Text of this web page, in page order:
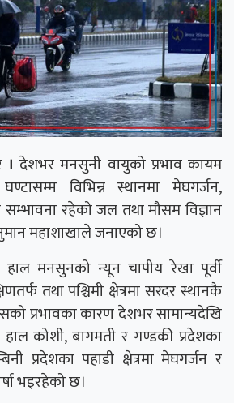
देशभर मनसुनी वायुको प्रभाव कायम
विभिन्न स्थानमा मेघगर्जन,
सम्भावना रहेको जल तथा मौसम विज्ञान
महाशाखाले जनाएको छ।
मनसुनको न्यून चापीय रेखा पूर्वी
तथा पश्चिमी क्षेत्रमा सरदर स्थानकै
प्रभावका कारण देशभर सामान्यदेखि
कोशी, बागमती र गण्डकी प्रदेशका
प्रदेशका पहाडी क्षेत्रमा मेघगर्जन र
भइरहेको छ।